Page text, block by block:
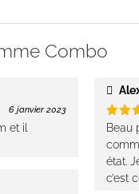
Combo
6 janvier 2023
et il
Note
sur
Beau
état.
c’est